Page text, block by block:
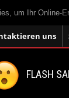
um Ihr Online-
uns
FLASH